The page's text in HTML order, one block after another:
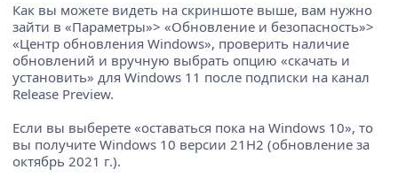
Как вы можете видеть на скриншоте выше, вам нужно
зайти в «Параметры»> «Обновление и безопасность»>
«Центр обновления Windows», проверить наличие
обновлений и вручную выбрать опцию «скачать и
установить» для Windows 11 после подписки на канал
Release Preview.
Если вы выберете «оставаться пока на Windows 10», то
вы получите Windows 10 версии 21H2 (обновление за
октябрь 2021 г.).